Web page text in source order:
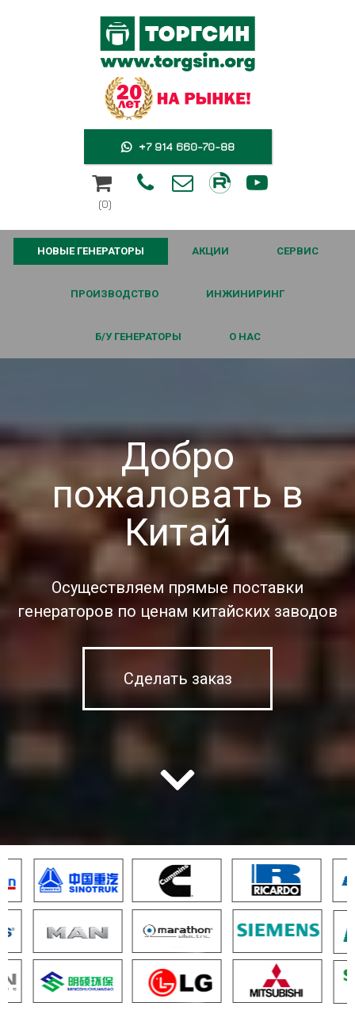
 +7 914 660-70-88

(0)
  
НОВЫЕ ГЕНЕРАТОРЫ АКЦИИ СЕРВИС
ПРОИЗВОДСТВО ИНЖИНИРИНГ
Б/У ГЕНЕРАТОРЫ О НАС
Добро
пожаловать в
Китай
Осуществляем прямые поставки
генераторов по ценам китайских заводов
Сделать заказ